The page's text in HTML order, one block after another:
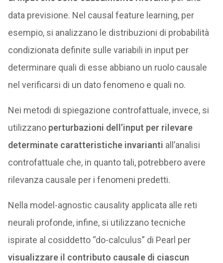
data previsione. Nel causal feature learning, per
esempio, si analizzano le distribuzioni di probabilità
condizionata definite sulle variabili in input per
determinare quali di esse abbiano un ruolo causale
nel verificarsi di un dato fenomeno e quali no.
Nei metodi di spiegazione controfattuale, invece, si
utilizzano perturbazioni dell’input per rilevare
determinate caratteristiche invarianti all’analisi
controfattuale che, in quanto tali, potrebbero avere
rilevanza causale per i fenomeni predetti.
Nella model-agnostic causality applicata alle reti
neurali profonde, infine, si utilizzano tecniche
ispirate al cosiddetto “do-calculus” di Pearl per
visualizzare il contributo causale di ciascun